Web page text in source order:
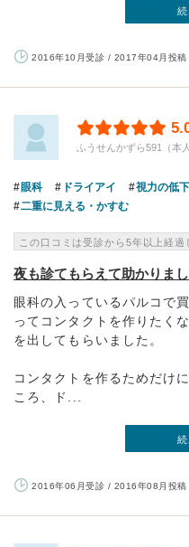
続
2016年10月受診 / 2017年04月投稿
ふうせんかずら591（本
眼科 ドライアイ 視力の低下
二重に見える・かすむ
この口コミは受診から5年以上経過
夜も診てもらえて助かりま
眼科の入っているパルコで
ってコンタクトを作りたく
を出してもらいました。
コンタクトを作るためだけ
ころ、ド...
続
2016年06月受診 / 2016年08月投稿